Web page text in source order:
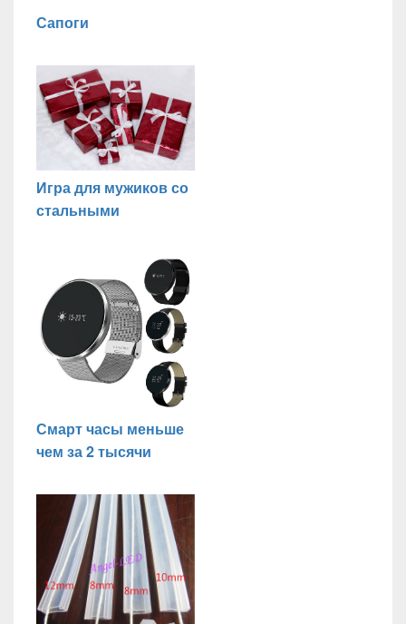
Сапоги
Игра для мужиков со
стальными
Смарт часы меньше
чем за 2 тысячи